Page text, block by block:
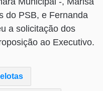
do PSB, e Fernanda
a solicitação dos
ao Executivo.